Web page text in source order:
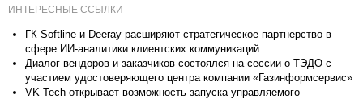
ИНТЕРЕСНЫЕ ССЫЛКИ
ГК Softline и Deeray расширяют стратегическое партнерство в
сфере ИИ-аналитики клиентских коммуникаций
Диалог вендоров и заказчиков состоялся на сессии о ТЭДО с
участием удостоверяющего центра компании «Газинформсервис»
VK Tech открывает возможность запуска управляемого